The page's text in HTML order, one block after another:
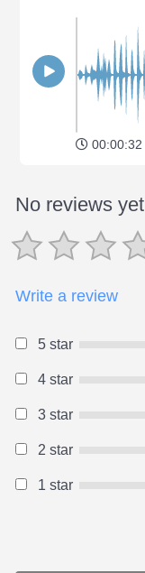
00:00:32
No reviews yet
Write a review
5 star
4 star
3 star
2 star
1 star